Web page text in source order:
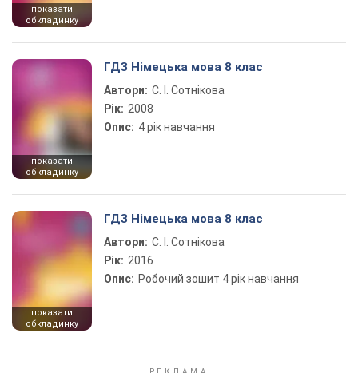
показати
обкладинку
показати
обкладинку
ГДЗ Німецька мова 8 клас
Автори: С. І. Сотнікова
Рік: 2008
Опис: 4 рік навчання
показати
обкладинку
ГДЗ Німецька мова 8 клас
Автори: С. І. Сотнікова
Рік: 2016
Опис:
Робочий зошит 4 рік навчання